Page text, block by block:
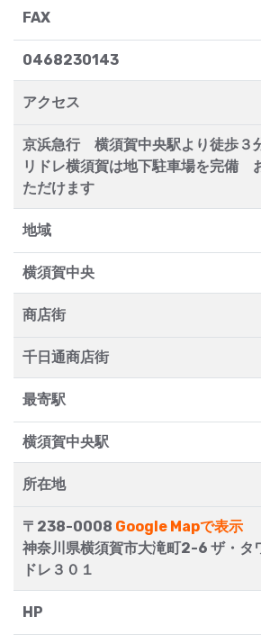
FAX
0468230143
アクセス
京浜急行 横須賀中央駅より徒歩３
リドレ横須賀は地下駐車場を完備
ただけます
地域
横須賀中央
商店街
千日通商店街
最寄駅
横須賀中央駅
所在地
〒238-0008 Google Mapで表示
神奈川県横須賀市大滝町2-6 ザ・タ
ドレ３０１
HP